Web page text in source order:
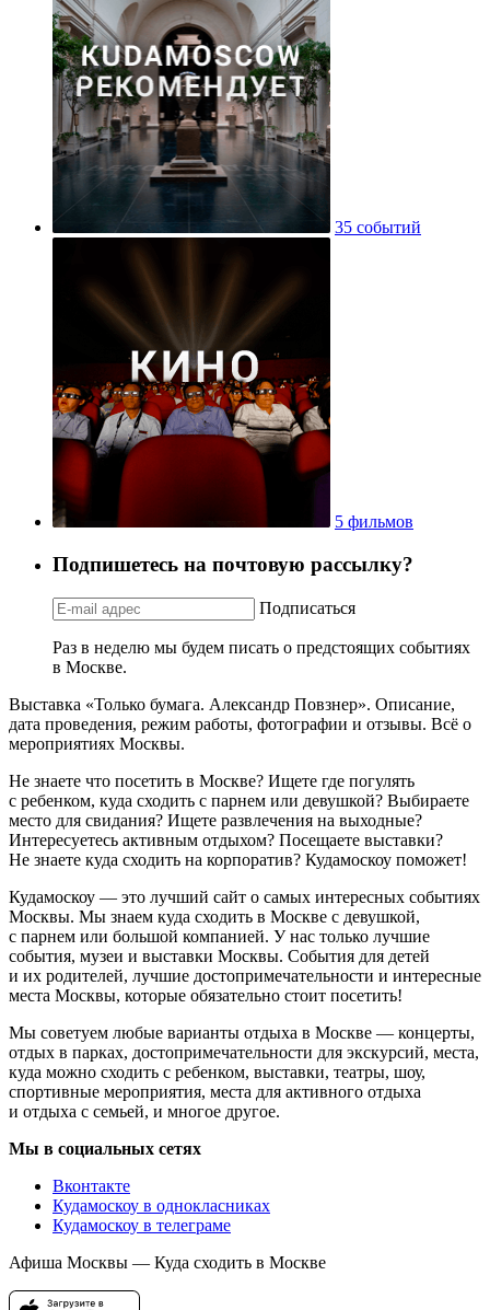
35 событий
5 фильмов
Подпишетесь на почтовую рассылку?
Подписаться
Раз в неделю мы будем писать о предстоящих событиях
в Москве.
Выставка «Только бумага. Александр Повзнер». Описание,
дата проведения, режим работы, фотографии и отзывы. Всё о
мероприятиях Москвы.
Не знаете что посетить в Москве? Ищете где погулять
с ребенком, куда сходить с парнем или девушкой? Выбираете
место для свидания? Ищете развлечения на выходные?
Интересуетесь активным отдыхом? Посещаете выставки?
Не знаете куда сходить на корпоратив? Кудамоскоу поможет!
Кудамоскоу — это лучший сайт о самых интересных событиях
Москвы. Мы знаем куда сходить в Москве с девушкой,
с парнем или большой компанией. У нас только лучшие
события, музеи и выставки Москвы. События для детей
и их родителей, лучшие достопримечательности и интересные
места Москвы, которые обязательно стоит посетить!
Мы советуем любые варианты отдыха в Москве — концерты,
отдых в парках, достопримечательности для экскурсий, места,
куда можно сходить с ребенком, выставки, театры, шоу,
спортивные мероприятия, места для активного отдыха
и отдыха с семьей, и многое другое.
Мы в социальных сетях
Вконтакте
Кудамоскоу в однокласниках
Кудамоскоу в телеграме
Афиша Москвы — Куда сходить в Москве